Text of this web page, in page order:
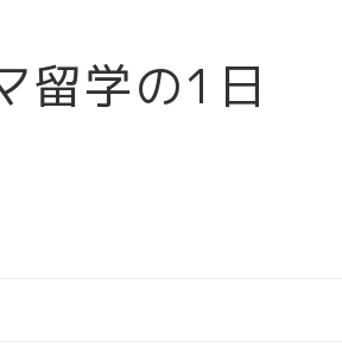
留学の1日